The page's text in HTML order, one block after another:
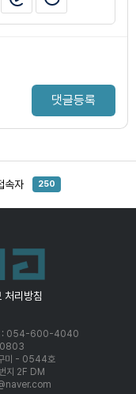
댓글등록
속자 250
처리방침
: 054-600-4040
미 - 0544호
지 2F DM